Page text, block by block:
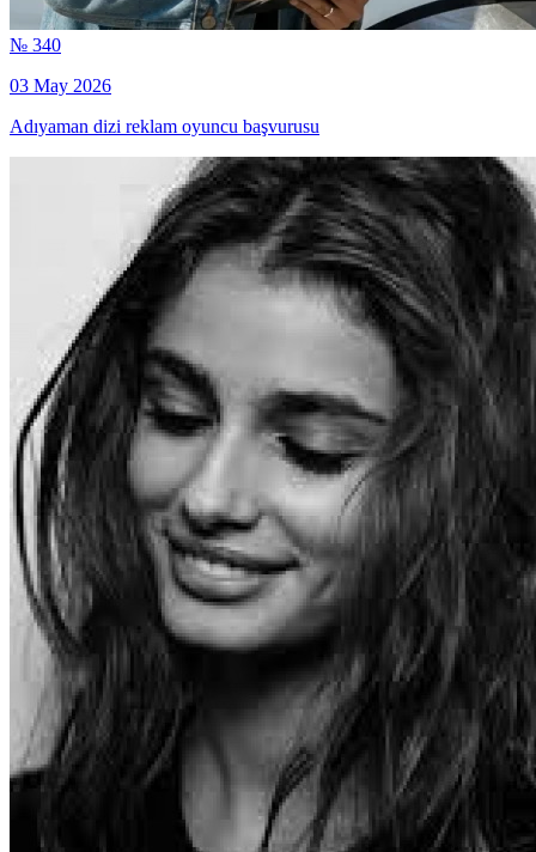
№ 340
03 May 2026
Adıyaman dizi reklam oyuncu başvurusu